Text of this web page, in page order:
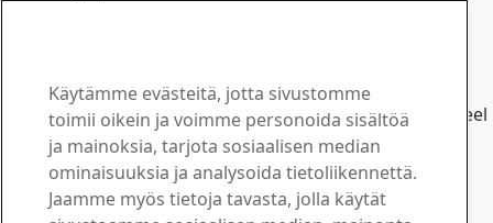
Kilpailijat
ArcelorMittal, Dillinger, Salzgitter, ThyssenKrupp, Tata Steel
Europe, US Steel ja Voestalpine
Ota yhteyttä SSAB:hen
Käytämme evästeitä, jotta sivustomme
toimii oikein ja voimme personoida sisältöä
ja mainoksia, tarjota sosiaalisen median
ominaisuuksia ja analysoida tietoliikennettä.
Jaamme myös tietoja tavasta, jolla käytät